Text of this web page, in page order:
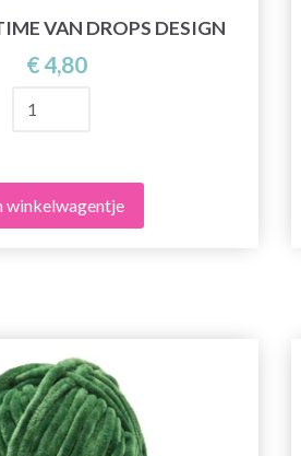
VAN DROPS DESIGN
€ 4,80
winkelwagentje